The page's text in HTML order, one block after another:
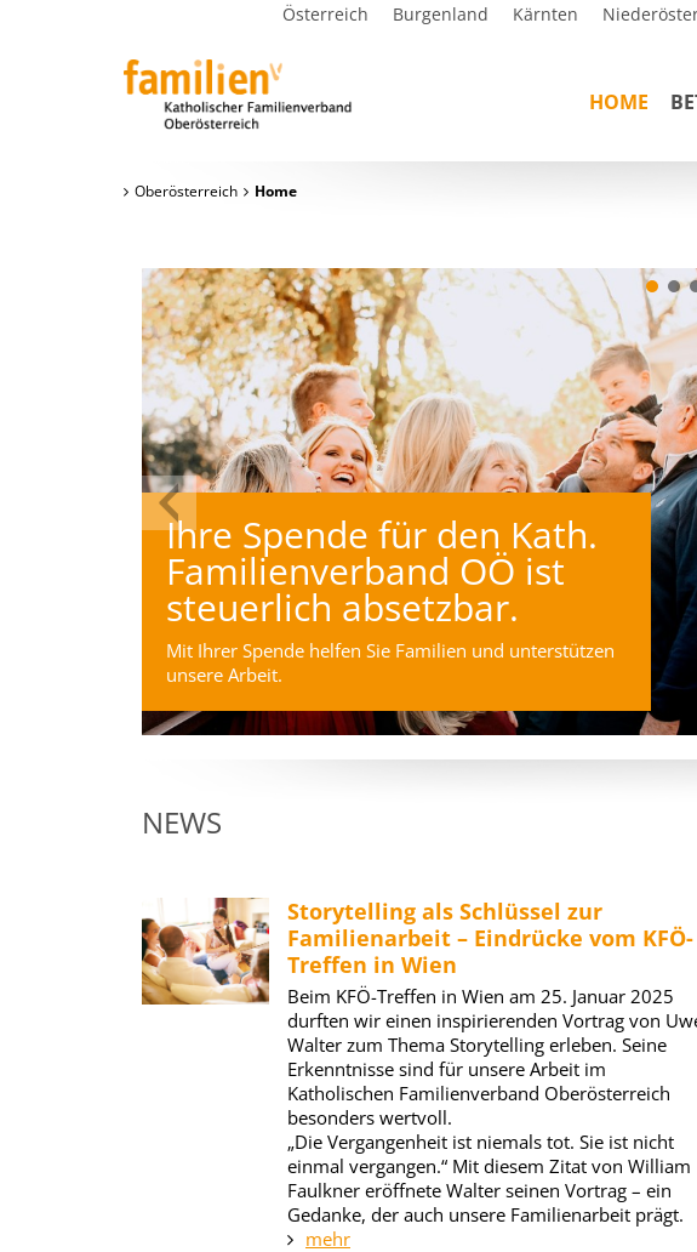
Österreich Burgenland Kärnten
HOME
Oberösterreich Home
für den Kath.
OÖ ist
absetzbar.
helfen Sie Familien und unterstützen
ist da!
Jetzt
NEWS
Storytelling als Schlüssel zur
Familienarbeit – Eindrücke vom KFÖ-
Treffen in Wien
Beim KFÖ-Treffen in Wien am 25. Januar 2025
durften wir einen inspirierenden Vortrag von
Walter zum Thema Storytelling erleben. Seine
Erkenntnisse sind für unsere Arbeit im
Katholischen Familienverband Oberösterreich
besonders wertvoll.
„Die Vergangenheit ist niemals tot. Sie ist nicht
einmal vergangen.“ Mit diesem Zitat von William
Faulkner eröffnete Walter seinen Vortrag – ein
Gedanke, der auch unsere Familienarbeit prägt.
mehr